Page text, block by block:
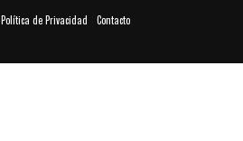
Política de Privacidad
Contacto